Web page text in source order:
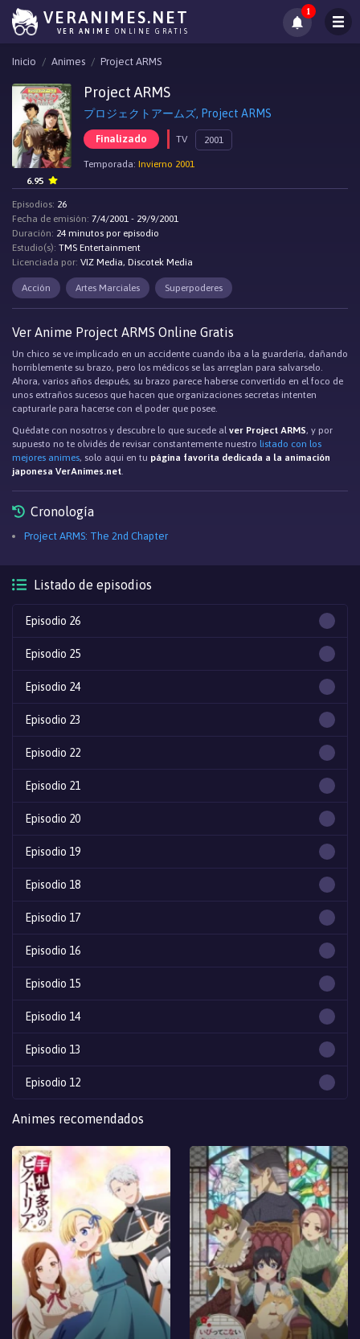
VERANIMES.NET
VER ANIME ONLINE GRATIS
1
Inicio Animes Project ARMS
Project ARMS
プロジェクトアームズ, Project ARMS
Finalizado TV 2001
Temporada: Invierno 2001
6.95
Episodios: 26
Fecha de emisión: 7/4/2001 - 29/9/2001
Duración: 24 minutos por episodio
Estudio(s): TMS Entertainment
Licenciada por: VIZ Media, Discotek Media
Acción Artes Marciales Superpoderes
Ver Anime Project ARMS Online Gratis
Un chico se ve implicado en un accidente cuando iba a la guardería, dañando
horriblemente su brazo, pero los médicos se las arreglan para salvarselo.
Ahora, varios años después, su brazo parece haberse convertido en el foco de
unos extraños sucesos que hacen que organizaciones secretas intenten
capturarle para hacerse con el poder que posee.
Quédate con nosotros y descubre lo que sucede alver Project ARMS, y por
supuesto no te olvidés de revisar constantemente nuestro listado con los
mejores animes, solo aqui en tu página favorita dedicada a la animación
japonesa VerAnimes.net.
Cronología
Project ARMS: The 2nd Chapter
Listado de episodios
Episodio 26
Episodio 25
Episodio 24
Episodio 23
Episodio 22
Episodio 21
Episodio 20
Episodio 19
Episodio 18
Episodio 17
Episodio 16
Episodio 15
Episodio 14
Episodio 13
Episodio 12
Episodio 11
Episodio 10
Episodio 9
Episodio 8
Episodio 7
Episodio 6
Episodio 5
Animes recomendados